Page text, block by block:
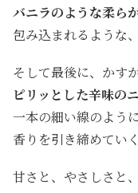
バニラのような柔ら
包み込まれるような
そして最後に、かす
ピリッとした辛味の
一本の細い線のよう
香りを引き締めていく
甘さと、やさしさと